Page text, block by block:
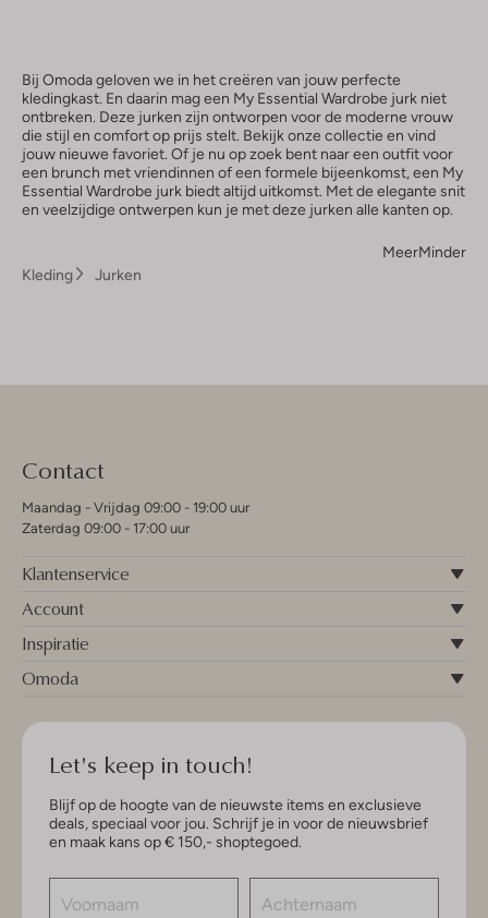
Bij Omoda geloven we in het creëren van jouw perfecte
kledingkast. En daarin mag een My Essential Wardrobe jurk niet
ontbreken. Deze jurken zijn ontworpen voor de moderne vrouw
die stijl en comfort op prijs stelt. Bekijk onze collectie en vind
jouw nieuwe favoriet. Of je nu op zoek bent naar een outfit voor
een brunch met vriendinnen of een formele bijeenkomst, een My
Essential Wardrobe jurk biedt altijd uitkomst. Met de elegante snit
en veelzijdige ontwerpen kun je met deze jurken alle kanten op.
MeerMinder
Kleding
Jurken
Contact
Maandag - Vrijdag 09:00 - 19:00 uur
Zaterdag 09:00 - 17:00 uur
Klantenservice
Account
Inspiratie
Omoda
Let's keep in touch!
Blijf op de hoogte van de nieuwste items en exclusieve
deals, speciaal voor jou. Schrijf je in voor de nieuwsbrief
en maak kans op € 150,- shoptegoed.